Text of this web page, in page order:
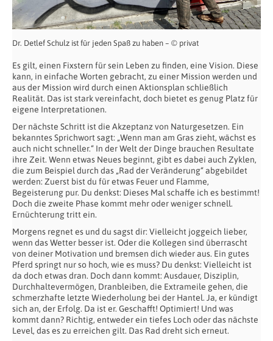
Dr. Detlef Schulz ist für jeden Spaß zu haben – © privat
Es gilt, einen Fixstern für sein Leben zu finden, eine Vision. Diese
kann, in einfache Worten gebracht, zu einer Mission werden und
aus der Mission wird durch einen Aktionsplan schließlich
Realität. Das ist stark vereinfacht, doch bietet es genug Platz für
eigene Interpretationen.
Der nächste Schritt ist die Akzeptanz von Naturgesetzen. Ein
bekanntes Sprichwort sagt: „Wenn man am Gras zieht, wächst es
auch nicht schneller.“ In der Welt der Dinge brauchen Resultate
ihre Zeit. Wenn etwas Neues beginnt, gibt es dabei auch Zyklen,
die zum Beispiel durch das „Rad der Veränderung“ abgebildet
werden: Zuerst bist du für etwas Feuer und Flamme,
Begeisterung pur. Du denkst: Dieses Mal schaffe ich es bestimmt!
Doch die zweite Phase kommt mehr oder weniger schnell.
Ernüchterung tritt ein.
Morgens regnet es und du sagst dir: Vielleicht joggeich lieber,
wenn das Wetter besser ist. Oder die Kollegen sind überrascht
von deiner Motivation und bremsen dich wieder aus. Ein gutes
Pferd springt nur so hoch, wie es muss? Du denkst: Vielleicht ist
da doch etwas dran. Doch dann kommt: Ausdauer, Disziplin,
Durchhaltevermögen, Dranbleiben, die Extrameile gehen, die
schmerzhafte letzte Wiederholung bei der Hantel. Ja, er kündigt
sich an, der Erfolg. Da ist er. Geschafft! Optimiert! Und was
kommt dann? Richtig, entweder ein tiefes Loch oder das nächste
Level, das es zu erreichen gilt. Das Rad dreht sich erneut.